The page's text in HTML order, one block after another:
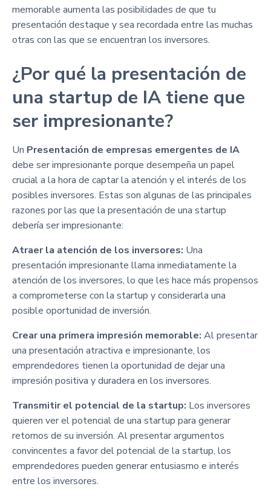
memorable aumenta las posibilidades de que tu
presentación destaque y sea recordada entre las muchas
otras con las que se encuentran los inversores.
¿Por qué la presentación de
una startup de IA tiene que
ser impresionante?
Un Presentación de empresas emergentes de IA
debe ser impresionante porque desempeña un papel
crucial a la hora de captar la atención y el interés de los
posibles inversores. Estas son algunas de las principales
razones por las que la presentación de una startup
debería ser impresionante:
Atraer la atención de los inversores: Una
presentación impresionante llama inmediatamente la
atención de los inversores, lo que les hace más propensos
a comprometerse con la startup y considerarla una
posible oportunidad de inversión.
Crear una primera impresión memorable: Al presentar
una presentación atractiva e impresionante, los
emprendedores tienen la oportunidad de dejar una
impresión positiva y duradera en los inversores.
Transmitir el potencial de la startup: Los inversores
quieren ver el potencial de una startup para generar
retornos de su inversión. Al presentar argumentos
convincentes a favor del potencial de la startup, los
emprendedores pueden generar entusiasmo e interés
entre los inversores.